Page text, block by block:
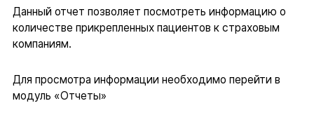
Данный отчет позволяет посмотреть информацию о
количестве прикрепленных пациентов к страховым
компаниям.
Для просмотра информации необходимо перейти в
модуль «Отчеты»